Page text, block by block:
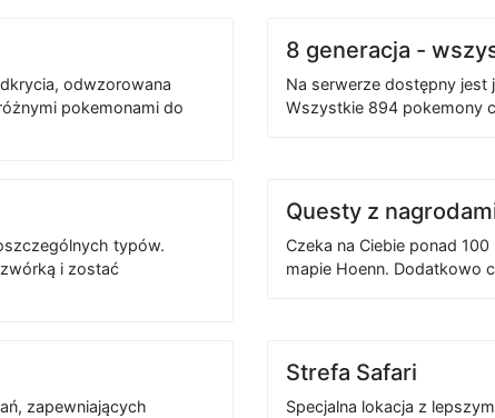
odwzorowana
pokemonami do
8 generacja -
Na serwerze dostępny jest
Wszystkie 894 pokemony
typów.
i zostać
Questy z
Czeka na Ciebie ponad
mapie Hoenn. Dodatkowo
zapewniających
Strefa Safari
Specjalna lokacja z